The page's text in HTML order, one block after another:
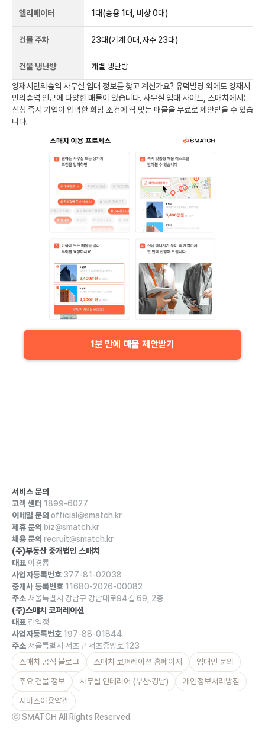
엘리베이터 1 대(승용 1대, 비상 0대)
건물 주차 23대(기계 0대,자주 23대)
건물 냉난방 개별 냉난방
양재시민의숲역 사무실 임대 정보를 찾고 계신가요? 유덕빌딩 외에도 양재시
민의숲역 인근에 다양한 매물이 있습니다. 사무실 임대 사이트, 스매치에서는
신청 즉시 기업이 입력한 희망 조건에 딱 맞는 매물을 무료로 제안받을 수 있습
니다.
1분 만에 매물 제안받기
서비스 문의
고객 센터 1899-6027
이메일 문의 official@smatch.kr
제휴 문의 biz@smatch.kr
채용 문의 recruit@smatch.kr
(주)부동산 중개법인 스매치
대표 이경룡
사업자등록번호 377-81-02038
중개사 등록번호 11680-2026-00082
주소 서울특별시 강남구 강남대로94길 69, 2층
(주)스매치 코퍼레이션
대표 김익정
사업자등록번호 197-88-01844
주소 서울특별시 서초구 서초중앙로 123
스매치 공식 블로그
스매치 코퍼레이션 홈페이지 임대인 문의
주요 건물 정보 사무실 인테리어 (부산·경남) 개인정보처리방침
서비스이용약관
ⓒ SMATCH All Rights Reserved.